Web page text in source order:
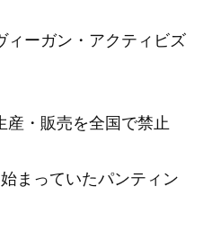
ィーガン・アクティビズ
産・販売を全国で禁止
まっていたパンティン